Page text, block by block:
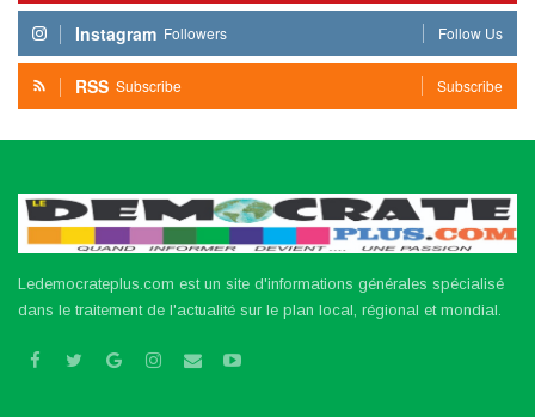
Instagram Followers Follow Us
RSS Subscribe Subscribe
Ledemocrateplus.com est un site d'informations générales spécialisé
dans le traitement de l'actualité sur le plan local, régional et mondial.